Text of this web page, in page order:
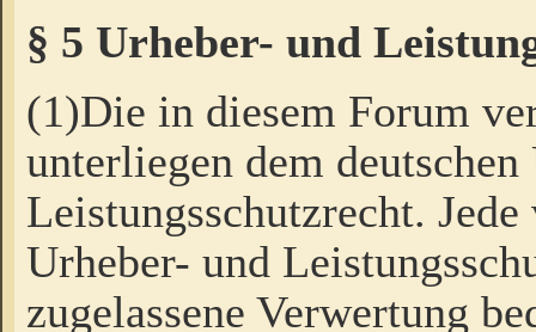
§ 5 Urheber- und
(1)Die in diesem Forum
unterliegen dem
Leistungsschutzrecht.
Urheber- und
zugelassene Verwertung